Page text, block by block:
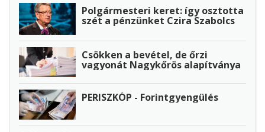
Polgármesteri keret: így osztotta
szét a pénzünket Czira Szabolcs
Csökken a bevétel, de őrzi
vagyonát Nagykőrös alapítványa
PERISZKÓP - Forintgyengülés